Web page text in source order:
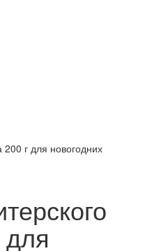
200 г для новогодних